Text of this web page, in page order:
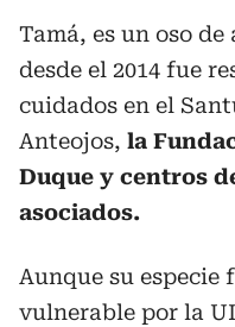
Tamá, es un oso
desde el 2014 fue
cuidados en el
Anteojos, la
Duque y centros
asociados.
Aunque su especie
vulnerable por la